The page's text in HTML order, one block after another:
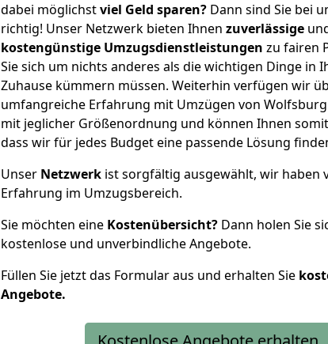
dabei möglichstviel Geld sparen? Dann sind Sie bei
richtig! Unser Netzwerk bieten Ihnen zuverlässige
kostengünstige Umzugsdienstleistungen zu fairen
Sie sich um nichts anderes als die wichtigen Dinge in
Zuhause kümmern müssen. Weiterhin verfügen wir
umfangreiche Erfahrung mit Umzügen von
mit jeglicher Größenordnung und können Ihnen
dass wir für jedes Budget eine passende Lösung
Unser Netzwerk ist sorgfältig ausgewählt, wir haben
Erfahrung im Umzugsbereich.
Sie möchten eine Kostenübersicht? Dann holen Sie
kostenlose und unverbindliche Angebote.
Füllen Sie jetzt das Formular aus und erhalten Sie
Angebote.